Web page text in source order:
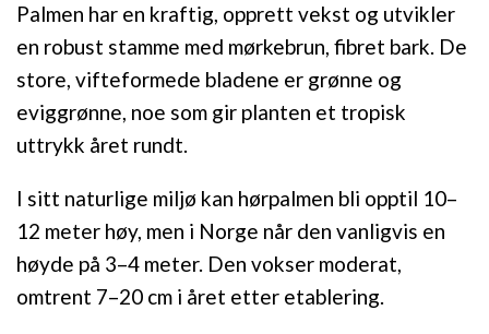
Palmen har en kraftig, opprett vekst og utvikler
en robust stamme med mørkebrun, fibret bark. De
store, vifteformede bladene er grønne og
eviggrønne, noe som gir planten et tropisk
uttrykk året rundt.
I sitt naturlige miljø kan hørpalmen bli opptil 10–
12 meter høy, men i Norge når den vanligvis en
høyde på 3–4 meter. Den vokser moderat,
omtrent 7–20 cm i året etter etablering.